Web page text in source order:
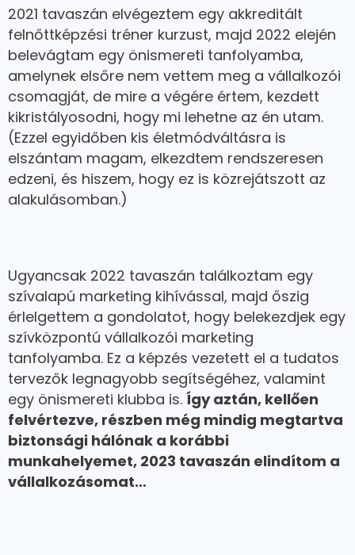
2021 tavaszán elvégeztem egy akkreditált
felnőttképzési tréner kurzust, majd 2022 elején
belevágtam egy önismereti tanfolyamba,
amelynek elsőre nem vettem meg a vállalkozói
csomagját, de mire a végére értem, kezdett
kikristályosodni, hogy mi lehetne az én utam.
(Ezzel egyidőben kis életmódváltásra is
elszántam magam, elkezdtem rendszeresen
edzeni, és hiszem, hogy ez is közrejátszott az
alakulásomban.)
Ugyancsak 2022 tavaszán találkoztam egy
szívalapú marketing kihívással, majd őszig
érlelgettem a gondolatot, hogy belekezdjek egy
szívközpontú vállalkozói marketing
tanfolyamba. Ez a képzés vezetett el a tudatos
tervezők legnagyobb segítségéhez, valamint
egy önismereti klubba is. Így aztán, kellően
felvértezve, részben még mindig megtartva
biztonsági hálónak a korábbi
munkahelyemet, 2023 tavaszán elindítom a
vállalkozásomat…